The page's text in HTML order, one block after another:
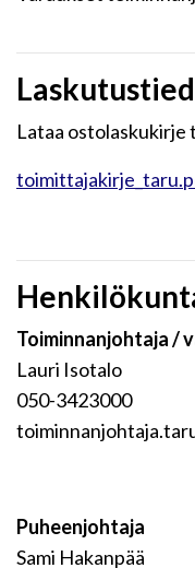
Lataa ostolaskukirje
Toiminnanjohtaja /
Lauri Isotalo
050-3423000
Puheenjohtaja
Sami Hakanpää